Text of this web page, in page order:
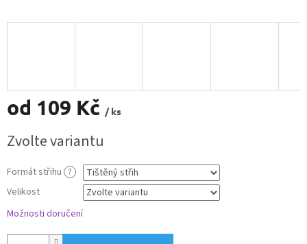
od 109 Kč / ks
cena:
Zvolte variantu
Formát střihu ?
Velikost
Možnosti doručení